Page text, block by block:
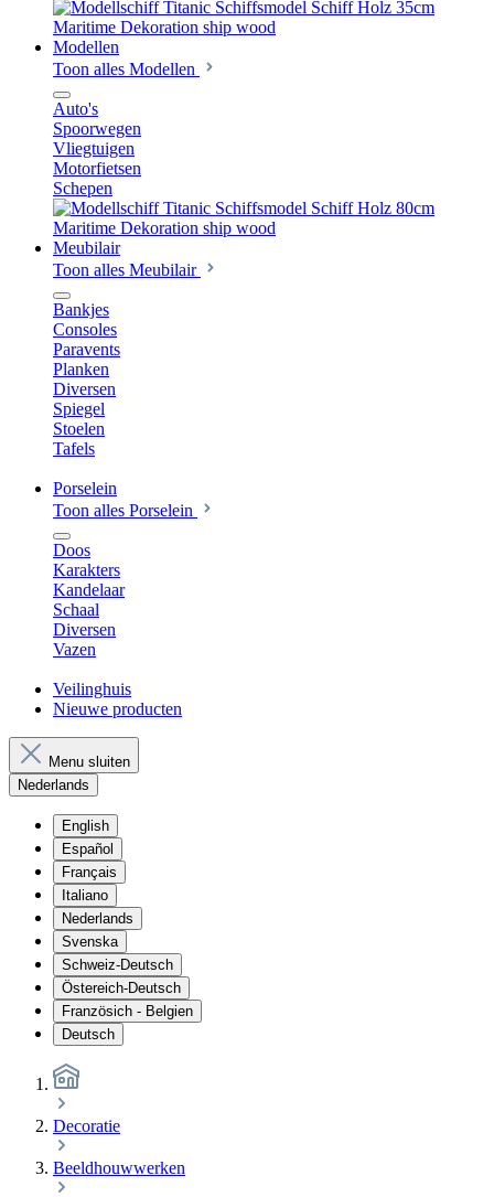
Modellen
Toon alles Modellen
Auto's
Spoorwegen
Vliegtuigen
Motorfietsen
Schepen
Meubilair
Toon alles Meubilair
Bankjes
Consoles
Paravents
Planken
Diversen
Spiegel
Stoelen
Tafels
Porselein
Toon alles Porselein
Doos
Karakters
Kandelaar
Schaal
Diversen
Vazen
Veilinghuis
Nieuwe producten
Menu sluiten
Nederlands
English
Español
Français
Italiano
Nederlands
Svenska
Schweiz-Deutsch
Östereich-Deutsch
Französich - Belgien
Deutsch
Decoratie
Beeldhouwwerken